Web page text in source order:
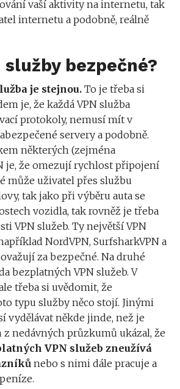
vaší aktivity na internetu, tak
internetu a podobně, reálně
služby bezpečné?
je stejnou.To je třeba si
je, že každá VPN služba
protokoly, nemusí mít v
servery a podobně.
některých (zejména
je, že omezují rychlost připojení
může uživatel přes službu
tak jako při výběru auta se
vozidla, tak rovněž je třeba
VPN služeb. Ty největší VPN
NordVPN, SurfsharkVPN a
za bezpečné. Na druhé
bezplatných VPN služeb. V
třeba si uvědomit, že
typu služby něco stojí. Jinými
vydělávat někde jinde, než je
z nedávných průzkumů ukázal, že
VPN služeb zneužívá
nebo s nimi dále pracuje a